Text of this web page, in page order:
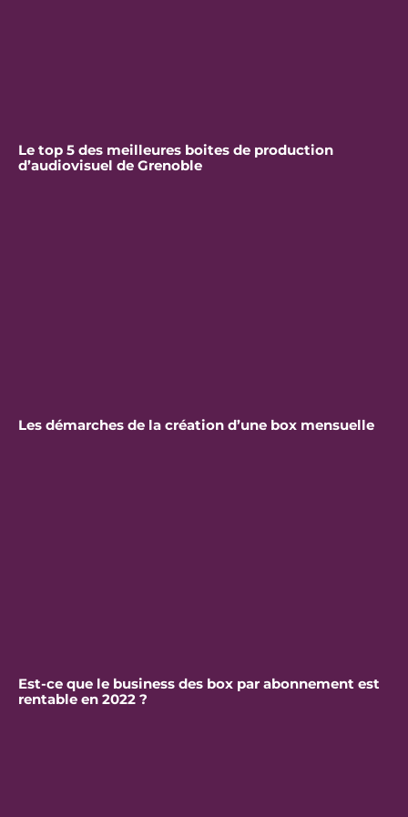
Le top 5 des meilleures boites de production
d’audiovisuel de Grenoble
Les démarches de la création d’une box mensuelle
Est-ce que le business des box par abonnement est
rentable en 2022 ?